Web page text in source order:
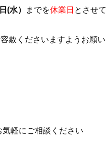
(水） までを休業日 とさせて
赦くださいますようお願い
にご相談ください